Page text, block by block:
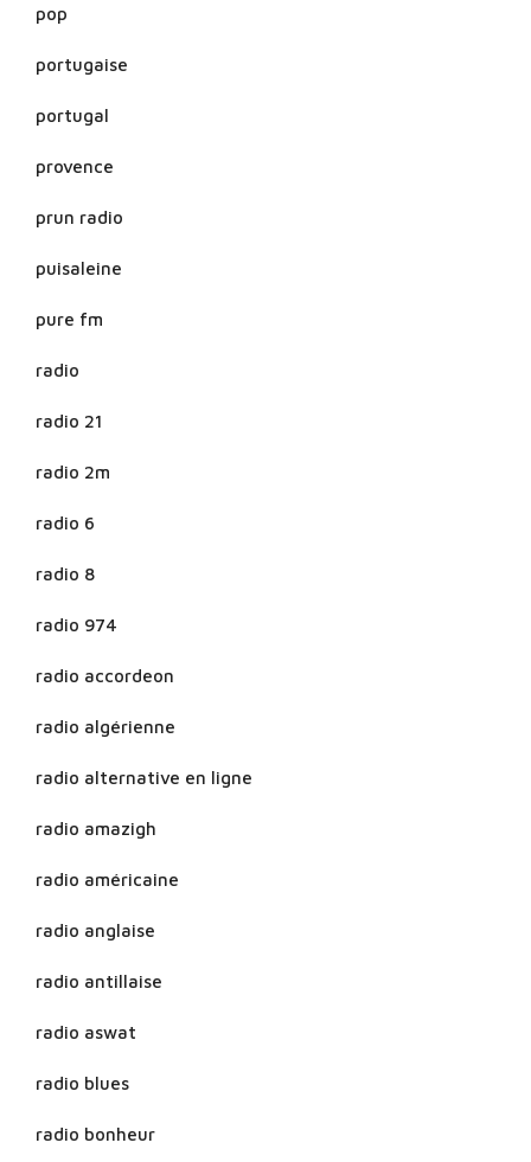
pop
portugaise
portugal
provence
prun radio
puisaleine
pure fm
radio
radio 21
radio 2m
radio 6
radio 8
radio 974
radio accordeon
radio algérienne
radio alternative en ligne
radio amazigh
radio américaine
radio anglaise
radio antillaise
radio aswat
radio blues
radio bonheur